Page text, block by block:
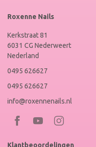
Roxenne Nails
Kerkstraat 81
6031 CG Nederweert
Nederland
0495 626627
0495 626627
info@roxennenails.nl
Bezoek
Klantbeoordelingen